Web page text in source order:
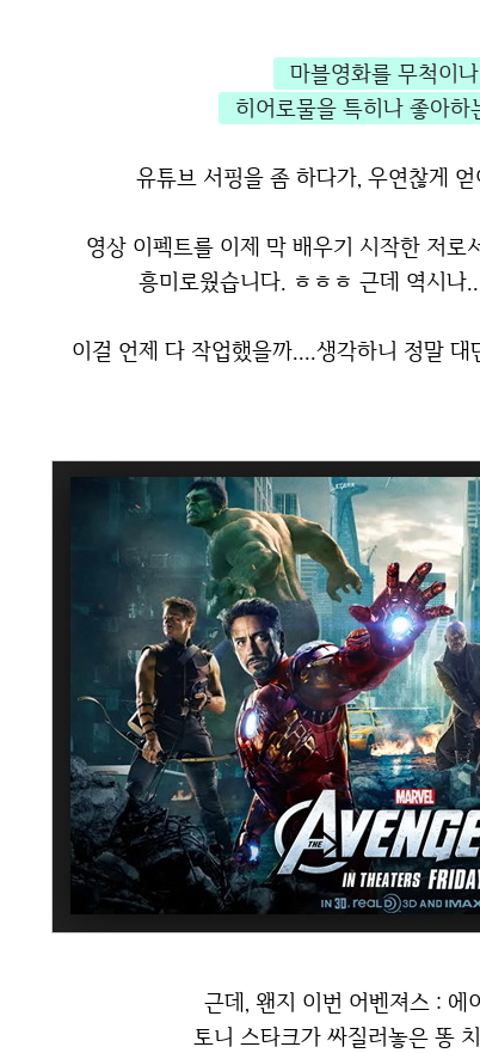
마블영화를 무척이
히어로물을 특히나 좋아
유튜브 서핑을 좀 하다가, 우연찮게
영상 이펙트를 이제 막 배우기 시작한 저
흥미로웠습니다. ㅎㅎㅎ 근데 역시
이걸 언제 다 작업했을까....생각하니 정말
근데, 왠지 이번 어벤져스 :
토니 스타크가 싸질러놓은 똥